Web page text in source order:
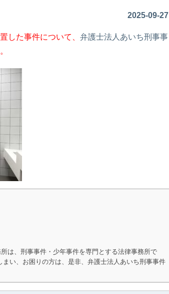
2025-09-27
した事件について、 弁護士法人あいち刑事事
は、刑事事件・少年事件を専門とする法律事務所で
い、お困りの方は、是非、弁護士法人あいち刑事事件